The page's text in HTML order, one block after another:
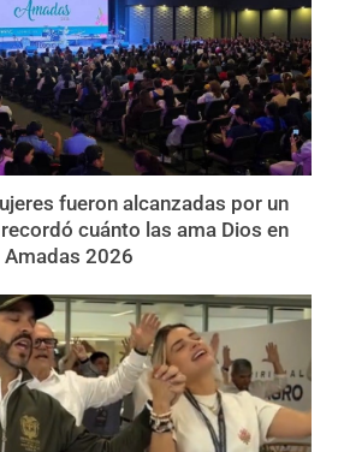
fueron alcanzadas por un
cuánto las ama Dios en
Amadas 2026